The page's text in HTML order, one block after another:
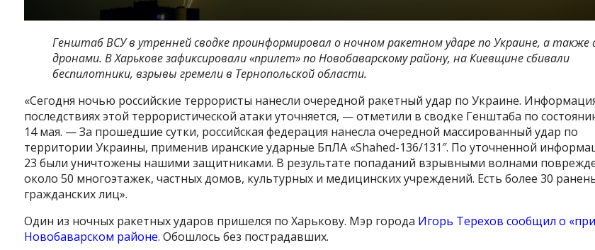
Генштаб ВСУ в утренней сводке проинформировал о ночном ракетном ударе по Украине, а также
дронами. В Харькове зафиксировали «прилет» по Новобаварскому району, на Киевщине сбивали
беспилотники, взрывы гремели в Тернопольской области.
«Сегодня ночью российские террористы нанесли очередной ракетный удар по Украине.
последствиях этой террористической атаки уточняется, — отметили в сводке Генштаба по
14 мая. — За прошедшие сутки, российская федерация нанесла очередной массированный удар по
территории Украины, применив иранские ударные БпЛА «Shahed-136/131″. По уточненной
23 были уничтожены нашими защитниками. В результате попаданий взрывными волнами
около 50 многоэтажек, частных домов, культурных и медицинских учреждений. Есть более 30
гражданских лиц».
Один из ночных ракетных ударов пришелся по Харькову. Мэр города Игорь Терехов сообщил о
Новобаварском районе. Обошлось без пострадавших.